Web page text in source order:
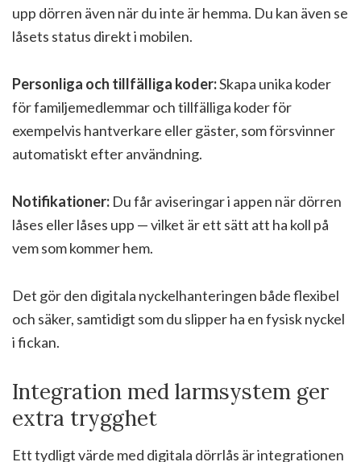
upp dörren även när du inte är hemma. Du kan även se
låsets status direkt i mobilen.
Personliga och tillfälliga koder:Skapa unika koder
för familjemedlemmar och tillfälliga koder för
exempelvis hantverkare eller gäster, som försvinner
automatiskt efter användning.
Notifikationer: Du får aviseringar i appen när dörren
låses eller låses upp — vilket är ett sätt att ha koll på
vem som kommer hem.
Det gör den digitala nyckelhanteringen både flexibel
och säker, samtidigt som du slipper ha en fysisk nyckel
i fickan.
Integration med larmsystem ger
extra trygghet
Ett tydligt värde med digitala dörrlås är integrationen